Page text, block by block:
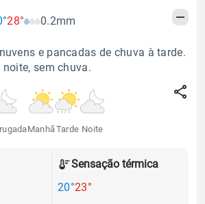
28° 0.2mm
e pancadas de chuva à tarde.
sem chuva.
Manhã Tarde Noite
Sensação térmica
20°23°